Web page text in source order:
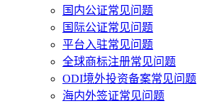
国内公证常见问题
国际公证常见问题
平台入驻常见问题
全球商标注册常见问题
ODI境外投资备案常见问题
海内外签证常见问题